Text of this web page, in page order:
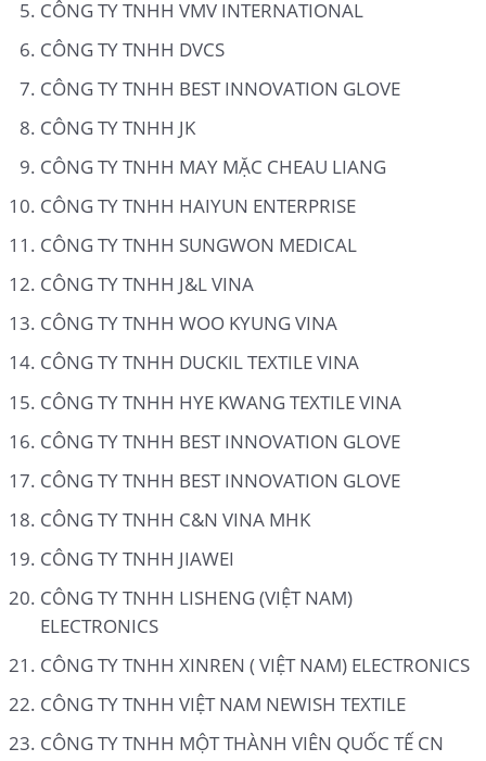
CÔNG TY TNHH VMV INTERNATIONAL
CÔNG TY TNHH DVCS
CÔNG TY TNHH BEST INNOVATION GLOVE
CÔNG TY TNHH JK
CÔNG TY TNHH MAY MẶC CHEAU LIANG
CÔNG TY TNHH HAIYUN ENTERPRISE
CÔNG TY TNHH SUNGWON MEDICAL
CÔNG TY TNHH J&L VINA
CÔNG TY TNHH WOO KYUNG VINA
CÔNG TY TNHH DUCKIL TEXTILE VINA
CÔNG TY TNHH HYE KWANG TEXTILE VINA
CÔNG TY TNHH BEST INNOVATION GLOVE
CÔNG TY TNHH BEST INNOVATION GLOVE
CÔNG TY TNHH C&N VINA MHK
CÔNG TY TNHH JIAWEI
CÔNG TY TNHH LISHENG (VIỆT NAM)
ELECTRONICS
CÔNG TY TNHH XINREN ( VIỆT NAM) ELECTRONICS
CÔNG TY TNHH VIỆT NAM NEWISH TEXTILE
CÔNG TY TNHH MỘT THÀNH VIÊN QUỐC TẾ CN